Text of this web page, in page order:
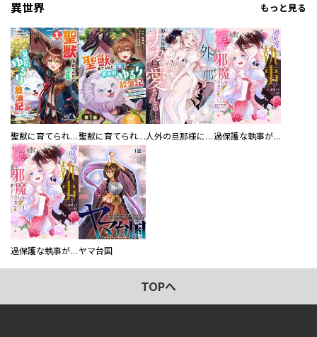
異世界 もっと見る
聖獣に育てられた少年の異世界ゆるり放浪記～神様からもらったチート魔法で、仲間たちとスローライフを満喫中～ 聖獣に育てられた少年の異世界ゆるり放浪記～神様からもらったチート魔法で、仲間たちとスローライフを満喫中～【分冊版】 人外の旦那様に娶られ毎晩ナカまで愛される…。アンソロジー 過保護な執事が私の婚活を邪魔してきます！ 分冊版
過保護な執事が私の婚活を邪魔してきます！ ヤマ台国
TOPへ